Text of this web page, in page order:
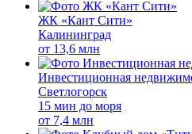
ЖК «Кант Сити»
Калининград
от 13,6 млн
Инвестиционная
Светлогорск
15 мин до моря
от 7,4 млн